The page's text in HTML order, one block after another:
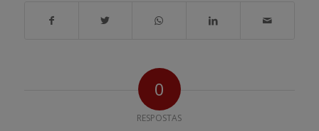
0
RESPOSTAS